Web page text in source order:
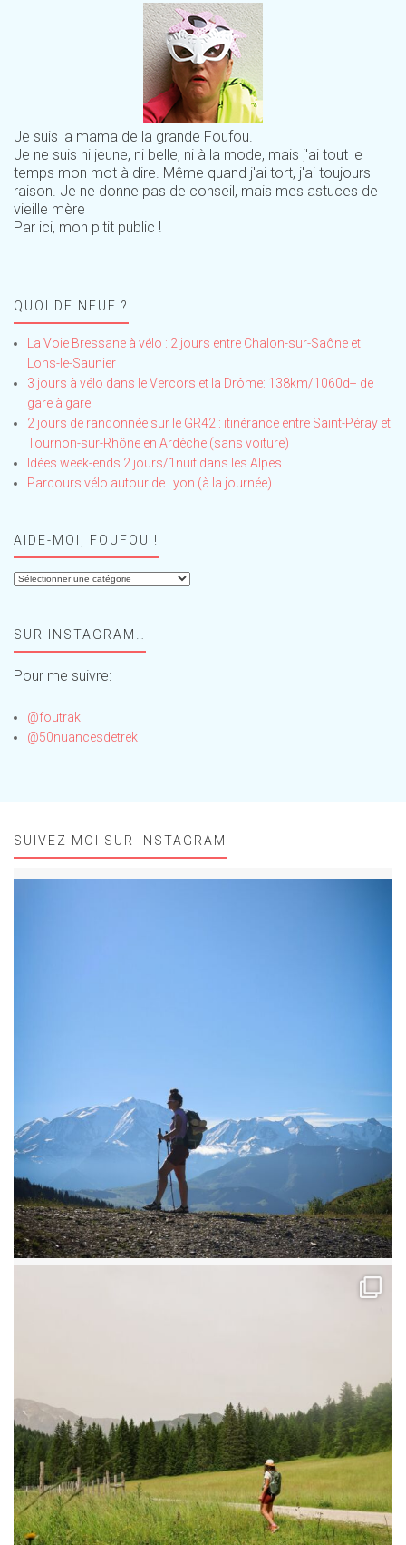
Je suis la mama de la grande Foufou.
Je ne suis ni jeune, ni belle, ni à la mode, mais j'ai tout le
temps mon mot à dire. Même quand j'ai tort, j'ai toujours
raison. Je ne donne pas de conseil, mais mes astuces de
vieille mère
Par ici, mon p'tit public !
QUOI DE NEUF ?
La Voie Bressane à vélo : 2 jours entre Chalon-sur-Saône et
Lons-le-Saunier
3 jours à vélo dans le Vercors et la Drôme: 138km/1060d+ de
gare à gare
2 jours de randonnée sur le GR42 : itinérance entre Saint-Péray et
Tournon-sur-Rhône en Ardèche (sans voiture)
Idées week-ends 2 jours/1nuit dans les Alpes
Parcours vélo autour de Lyon (à la journée)
AIDE-MOI, FOUFOU !
Aide-
!SUR INSTAGRAM…
Pour me suivre:
@foutrak
@50nuancesdetrek
SUIVEZ MOI SUR INSTAGRAM